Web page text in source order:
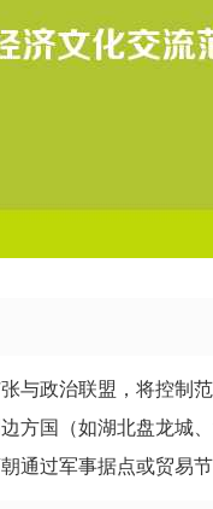
与政治联盟，将控制
方国（如湖北盘龙城
通过军事据点或贸易节